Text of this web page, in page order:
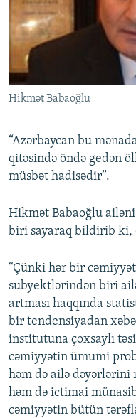
Hikmət Babaoğlu
“Azərbaycan bu
qitəsində öndə gedən
müsbət hadisədir”.
Hikmət Babaoğlu
biri sayaraq bildirib ki,
“Çünki hər bir
subyektlərindən biri
artması haqqında
bir tendensiyadan
institutuna çoxsaylı
cəmiyyətin ümumi
həm də ailə dəyərlərini
həm də ictimai
cəmiyyətin bütün